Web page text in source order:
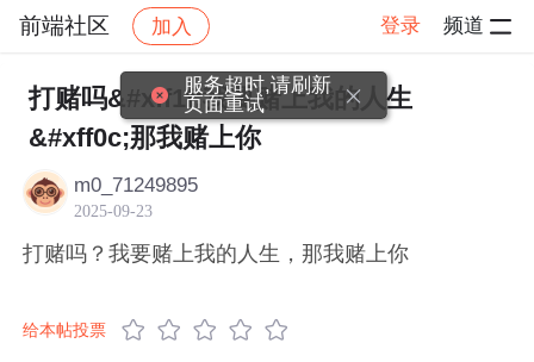
前端社区 加入 登录 频道
社区 前端社区 感慨 帖子详情
打赌吗&#xff1f;我要赌上我的人生
&#xff0c;那我赌上你
m0_71249895
2025-09-23
打赌吗？我要赌上我的人生，那我赌上你
给本帖投票
服务超时,请刷新
页面重试